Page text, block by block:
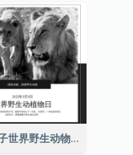
黑白狮子世界野生动物日Instagram帖子